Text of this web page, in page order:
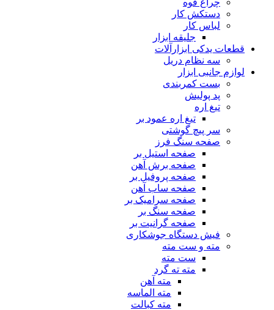
دستکش کار
لباس کار
جلیقه ابزار
قطعات یدکی ابزارآلات
سه نظام دریل
لوازم جانبی ابزار
بست کمربندی
پد پولیش
تیغ اره
تیغ اره عمود بر
سر پیچ گوشتی
صفحه سنگ فرز
صفحه استیل بر
صفحه برش آهن
صفحه پروفیل بر
صفحه ساب آهن
صفحه سرامیک بر
صفحه سنگ بر
صفحه گرانیت بر
فیش دستگاه جوشکاری
مته و ست مته
ست مته
مته ته گرد
مته آهن
مته الماسه
مته کبالت